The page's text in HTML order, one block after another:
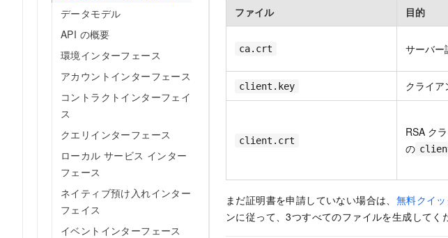
データモデル
API の概要
環境インターフェース
アカウントインターフェース
コントラクトインターフェイ
ス
クエリインターフェース
ローカル サービス インター
フェース
ネイティブ預け入れインター
フェイス
イベントインターフェース
ファイル 目的
ca.crt サーバー
client.key クライア
client.crt
RSA ク
の
まだ証明書を申請していない場合は、 無料クイ
ンに従って、3つすべてのファイルを生成してく